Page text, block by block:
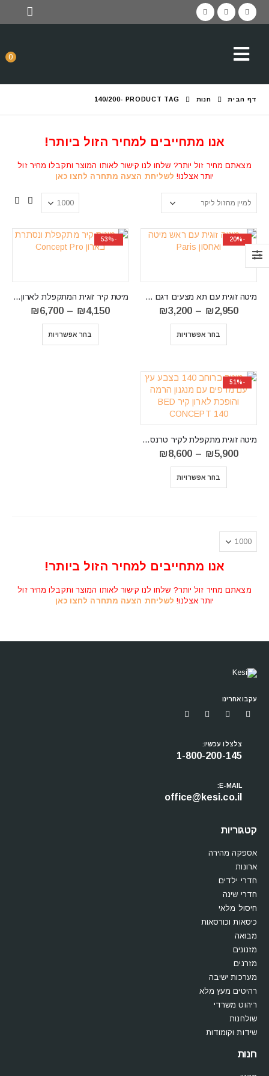
0
דף הבית חנות PRODUCT TAG -
140/200
אנו מתחייבים למחיר הזול ביותר!
מצאתם מחיר זול יותר? שלחו לנו קישור לאותו המוצר ותקבלו מחיר זול
יותר אצלנו! לשליחת הצעה מתחרה לחצו כאן
-20%
מיטה זוגית עם תא מצעים דגם Paris
₪2,950
–
₪3,200
בחר אפשרויות
-53%
מיטת קיר זוגית המתקפלת לארון Concept Pro 140
₪4,150
–
₪6,700
בחר אפשרויות
-51%
מיטה זוגית מתקפלת לקיר טרנספורמר דגם BED CONCEPT 140
₪5,900
–
₪8,600
בחר אפשרויות
אנו מתחייבים למחיר הזול ביותר!
מצאתם מחיר זול יותר? שלחו לנו קישור לאותו המוצר ותקבלו מחיר זול
יותר אצלנו! לשליחת הצעה מתחרה לחצו כאן
עקבו אחרינו
צלצלו עכשיו:
1-800-200-145
E-MAIL:
office@kesi.co.il
קטגוריות
אספקה מהירה
ארונות
חדרי ילדים
חדרי שינה
חיסול מלאי
כיסאות וכורסאות
מבואה
מזנונים
מזרנים
מערכות ישיבה
רהיטים מעץ מלא
ריהוט משרדי
שולחנות
שידות וקומודות
חנות